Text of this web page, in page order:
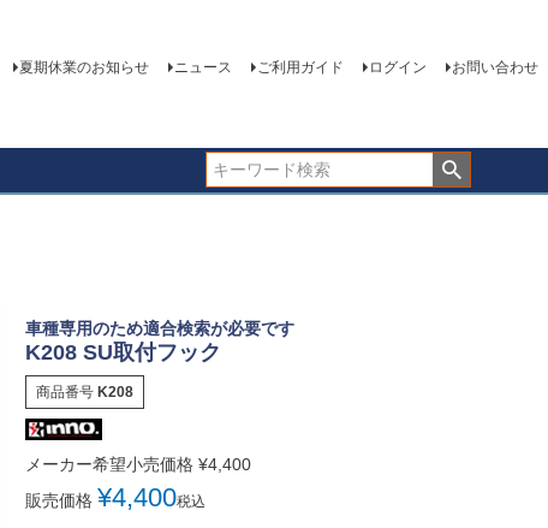
夏期休業のお知らせ ニュース ご利用ガイド ログイン お問い合わせ
車種専用のため適合検索が必要です
K208 SU取付フック
商品番号 K208
メーカー希望小売価格 ¥4,400
販売価格 ¥4,400税込